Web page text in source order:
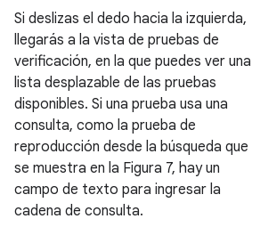
Si deslizas el dedo hacia la izquierda,
llegarás a la vista de pruebas de
verificación, en la que puedes ver una
lista desplazable de las pruebas
disponibles. Si una prueba usa una
consulta, como la prueba de
reproducción desde la búsqueda que
se muestra en la Figura 7, hay un
campo de texto para ingresar la
cadena de consulta.